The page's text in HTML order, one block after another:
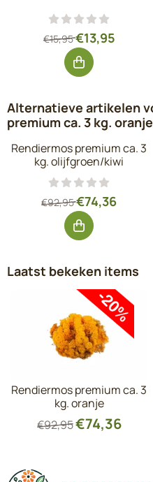
Van 15,95 voor
€15,95€13,95
Alternatieve artikelen
premium ca. 3 kg. oranje
Rendiermos premium ca. 3
kg. olijfgroen/kiwi
Van 92,95
€92,95€74,36
Laatst bekeken items
Rendiermos premium ca. 3
kg. oranje
€92,95€74,36